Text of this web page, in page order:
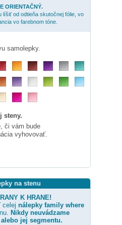
ORIENTAČNÝ.
líšiť od odtieňa skutočnej fólie, vo
vo farebnom tóne.
samolepky.
steny.
či vám bude
vyhovovať.
na stenu
K HRANE!
celej nálepky family where
Nikdy neuvádzame
jej segmentu.